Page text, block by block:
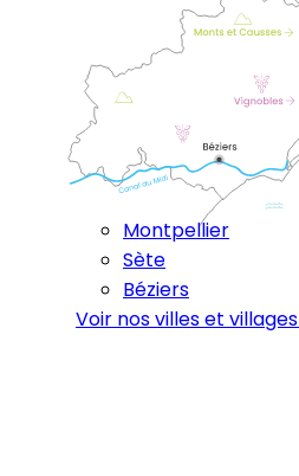
Montpellier
Sète
Béziers
Voir nos villes et villages